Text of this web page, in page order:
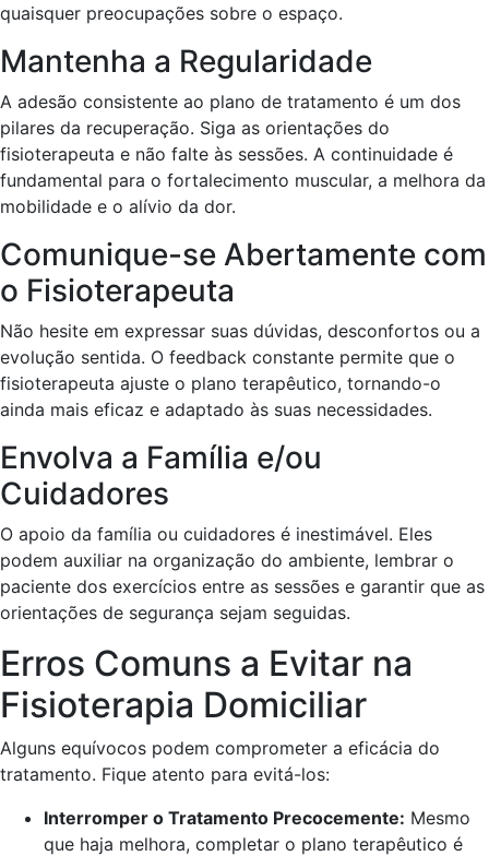
quaisquer preocupações sobre o espaço.
Mantenha a Regularidade
A adesão consistente ao plano de tratamento é um dos
pilares da recuperação. Siga as orientações do
fisioterapeuta e não falte às sessões. A continuidade é
fundamental para o fortalecimento muscular, a melhora da
mobilidade e o alívio da dor.
Comunique-se Abertamente com
o Fisioterapeuta
Não hesite em expressar suas dúvidas, desconfortos ou a
evolução sentida. O feedback constante permite que o
fisioterapeuta ajuste o plano terapêutico, tornando-o
ainda mais eficaz e adaptado às suas necessidades.
Envolva a Família e/ou
Cuidadores
O apoio da família ou cuidadores é inestimável. Eles
podem auxiliar na organização do ambiente, lembrar o
paciente dos exercícios entre as sessões e garantir que as
orientações de segurança sejam seguidas.
Erros Comuns a Evitar na
Fisioterapia Domiciliar
Alguns equívocos podem comprometer a eficácia do
tratamento. Fique atento para evitá-los:
Interromper o Tratamento Precocemente: Mesmo
que haja melhora, completar o plano terapêutico é